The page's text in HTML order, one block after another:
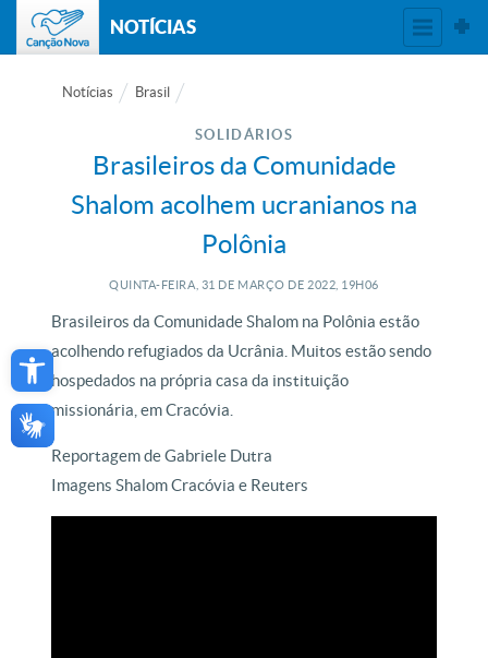
Open toolbar
NOTÍCIAS
Notícias Brasil
SOLIDÁRIOS
Brasileiros da Comunidade
Shalom acolhem ucranianos na
Polônia
QUINTA-FEIRA, 31 DE MARÇO DE 2022, 19H06
Brasileiros da Comunidade Shalom na Polônia estão
acolhendo refugiados da Ucrânia. Muitos estão sendo
hospedados na própria casa da instituição
missionária, em Cracóvia.
Reportagem de Gabriele Dutra
Imagens Shalom Cracóvia e Reuters